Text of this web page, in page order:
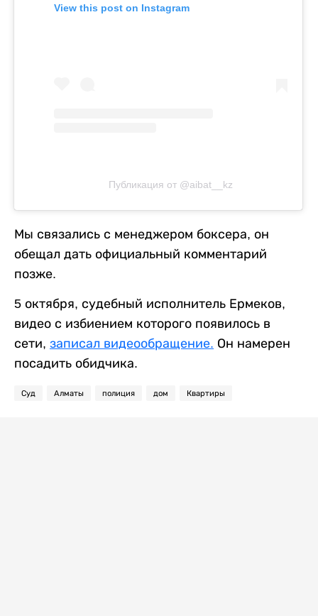
View this post on Instagram
Публикация от @aibat__kz
Мы связались с менеджером боксера, он
обещал дать официальный комментарий
позже.
5 октября, судебный исполнитель Ермеков,
видео с избиением которого появилось в
сети, записал видеообращение. Он намерен
посадить обидчика.
Суд Алматы полиция дом Квартиры